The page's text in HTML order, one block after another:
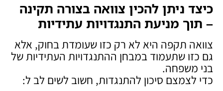
כיצד ניתן להכין צוואה בצורה תקינה
– תוך מניעת התנגדויות עתידיות
צוואה תקפה היא לא רק כזו שעומדת בחוק, אלא
גם כזו שתעמוד במבחן ההתנגדויות העתידיות של
בני משפחה.
כדי לצמצם סיכון להתנגדות, חשוב לשים לב ל: